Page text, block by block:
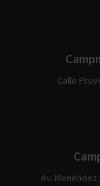
Calle
Av.